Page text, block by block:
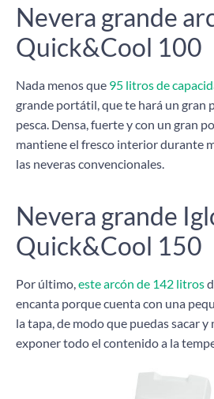
Nevera grande
Quick&Cool 100
Nada menos que 95 litros de
grande portátil, que te hará un gran
pesca. Densa, fuerte y con un gran
mantiene el fresco interior durante
las neveras convencionales.
Nevera grande
Quick&Cool 150
Por último, este arcón de 142 litros
encanta porque cuenta con una
la tapa, de modo que puedas sacar y
exponer todo el contenido a la